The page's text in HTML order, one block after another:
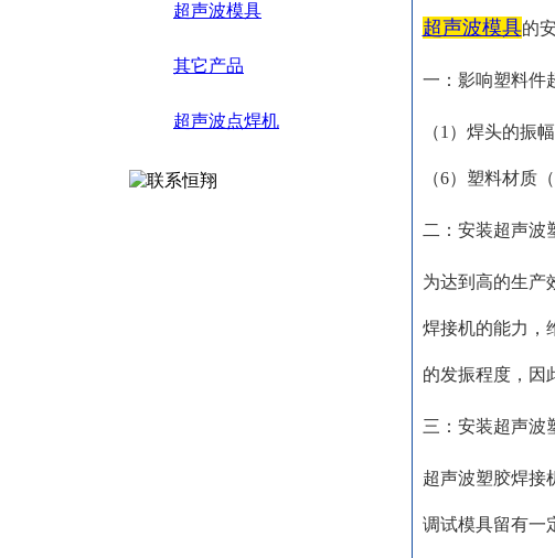
超声波模具
其它产品
超声波点焊机
超声波模具的
一：影响塑料件
（1）焊头的振
（6）塑料材质
二：安装超声波
为达到高的生产
焊接机的能力，
的发振程度，因
三：安装超声波
超声波塑胶焊接
调试模具留有一